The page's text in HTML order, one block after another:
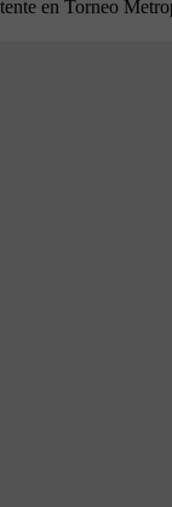
en Torneo